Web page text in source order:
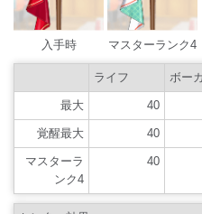
入手時 マスターランク4
ライフ ボー
最大 40
覚醒最大 40
マスターラ
ンク4
40